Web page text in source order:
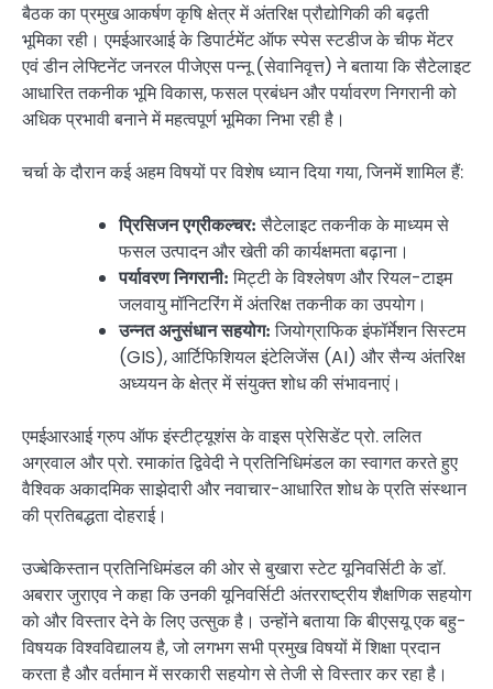
बैठक का प्रमुख आकर्षण कृषि क्षेत्र में अंतरिक्ष प्रौद्योगिकी की बढ़ती
भूमिका रही। एमईआरआई के डिपार्टमेंट ऑफ स्पेस स्टडीज के चीफ मेंटर
एवं डीन लेफ्टिनेंट जनरल पीजेएस पन्नू (सेवानिवृत्त) ने बताया कि सैटेलाइट
आधारित तकनीक भूमि विकास, फसल प्रबंधन और पर्यावरण निगरानी को
अधिक प्रभावी बनाने में महत्वपूर्ण भूमिका निभा रही है।
चर्चा के दौरान कई अहम विषयों पर विशेष ध्यान दिया गया, जिनमें शामिल हैं:
प्रिसिजन एग्रीकल्चर: सैटेलाइट तकनीक के माध्यम से
फसल उत्पादन और खेती की कार्यक्षमता बढ़ाना।
पर्यावरण निगरानी: मिट्टी के विश्लेषण और रियल-टाइम
जलवायु मॉनिटरिंग में अंतरिक्ष तकनीक का उपयोग।
उन्नत अनुसंधान सहयोग: जियोग्राफिक इंफॉर्मेशन सिस्टम
(GIS), आर्टिफिशियल इंटेलिजेंस (AI) और सैन्य अंतरिक्ष
अध्ययन के क्षेत्र में संयुक्त शोध की संभावनाएं।
एमईआरआई ग्रुप ऑफ इंस्टीट्यूशंस के वाइस प्रेसिडेंट प्रो. ललित
अग्रवाल और प्रो. रमाकांत द्विवेदी ने प्रतिनिधिमंडल का स्वागत करते हुए
वैश्विक अकादमिक साझेदारी और नवाचार-आधारित शोध के प्रति संस्थान
की प्रतिबद्धता दोहराई।
उज्बेकिस्तान प्रतिनिधिमंडल की ओर से बुखारा स्टेट यूनिवर्सिटी के डॉ.
अबरार जुराएव ने कहा कि उनकी यूनिवर्सिटी अंतरराष्ट्रीय शैक्षणिक सहयोग
को और विस्तार देने के लिए उत्सुक है। उन्होंने बताया कि बीएसयू एक बहु-
विषयक विश्वविद्यालय है, जो लगभग सभी प्रमुख विषयों में शिक्षा प्रदान
करता है और वर्तमान में सरकारी सहयोग से तेजी से विस्तार कर रहा है।